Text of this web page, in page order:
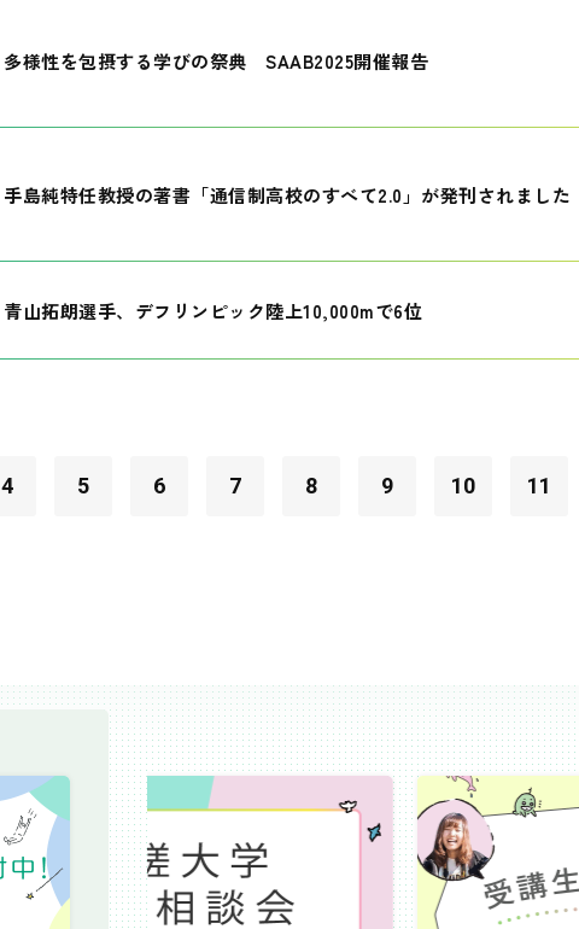
多様性を包摂する学びの祭典 SAAB2025開催報告
手島純特任教授の著書「通信制高校のすべて2.0」が発刊されました
青山拓朗選手、デフリンピック陸上10,000mで6位
4 5 6 7 8 9 10 11